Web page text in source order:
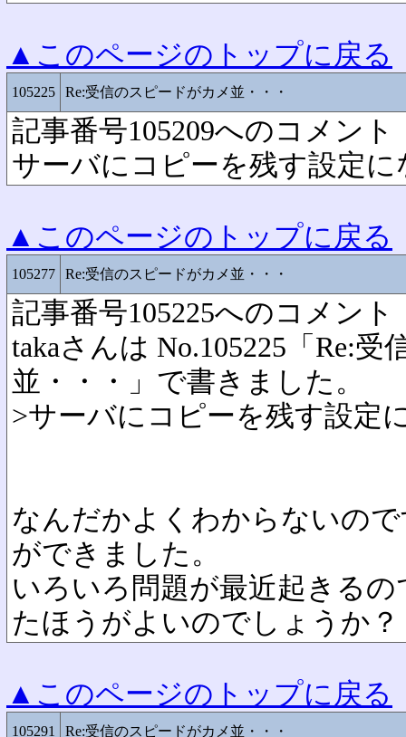
▲このページのトップに戻る
105225 Re:受信のスピードがカメ並・・・
記事番号105209へのコメント
サーバにコピーを残す設定
▲このページのトップに戻る
105277 Re:受信のスピードがカメ並・・・
記事番号105225へのコメント
takaさんは No.105225「Re:
並・・・」で書きました。
>サーバにコピーを残す設定
なんだかよくわからないの
ができました。
いろいろ問題が最近起きる
たほうがよいのでしょうか？
▲このページのトップに戻る
105291 Re:受信のスピードがカメ並・・・